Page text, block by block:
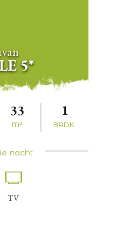
5*
33
M²
1
BADK.
nacht
TV